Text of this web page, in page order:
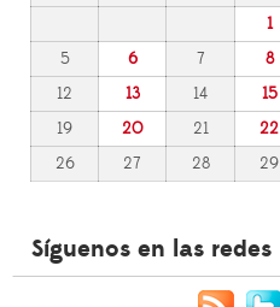
1
5
6 7 8
12
13 14 15
19
20 21 22
26
27 28 29
Síguenos en las redes